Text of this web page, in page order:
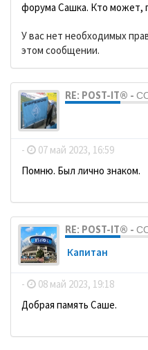
форума Сашка. Кто может,
У вас нет необходимых
этом сообщении.
RE: POST-IT® -
- 07 май 2023, 16:59
Помню. Был лично знаком.
RE: POST-IT® -
Кaпитaн
- 08 май 2023, 19:18
Добрая память Саше.